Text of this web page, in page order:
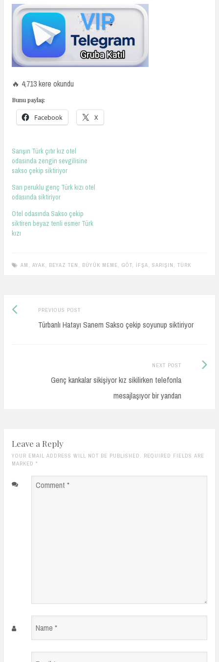
🔥 4,713 kere okundu
Bunu paylaş:
Facebook X
Sarışın Türk çıtır kız otel
odasında zengin sevgilisine
sakso çekip siktiriyor
Sarı peruklu genç Türk kızı otel
odasında siktiriyor
Otel odasında Sakso çekip
siktiren beyaz tenli esmer Türk
kızı
AM , AYAK, BEYAZ TEN , BÜYÜK MEME, GÖT, İFŞA, SARIŞIN , TÜRK
Post
navigation
PREVIOUS POSTPrevious
post:
Türbanlı Hatayı Sanem Sakso çekip soyunup siktiriyor
NEXT POST
Genç kankalar sikişiyor kız sikilirken telefonla
mesajlaşıyor bir yandan
Next
Leave a Reply
YOUR EMAIL ADDRESS WILL NOT BE PUBLISHED. REQUIRED FIELDS ARE
MARKED *
Comment
Name